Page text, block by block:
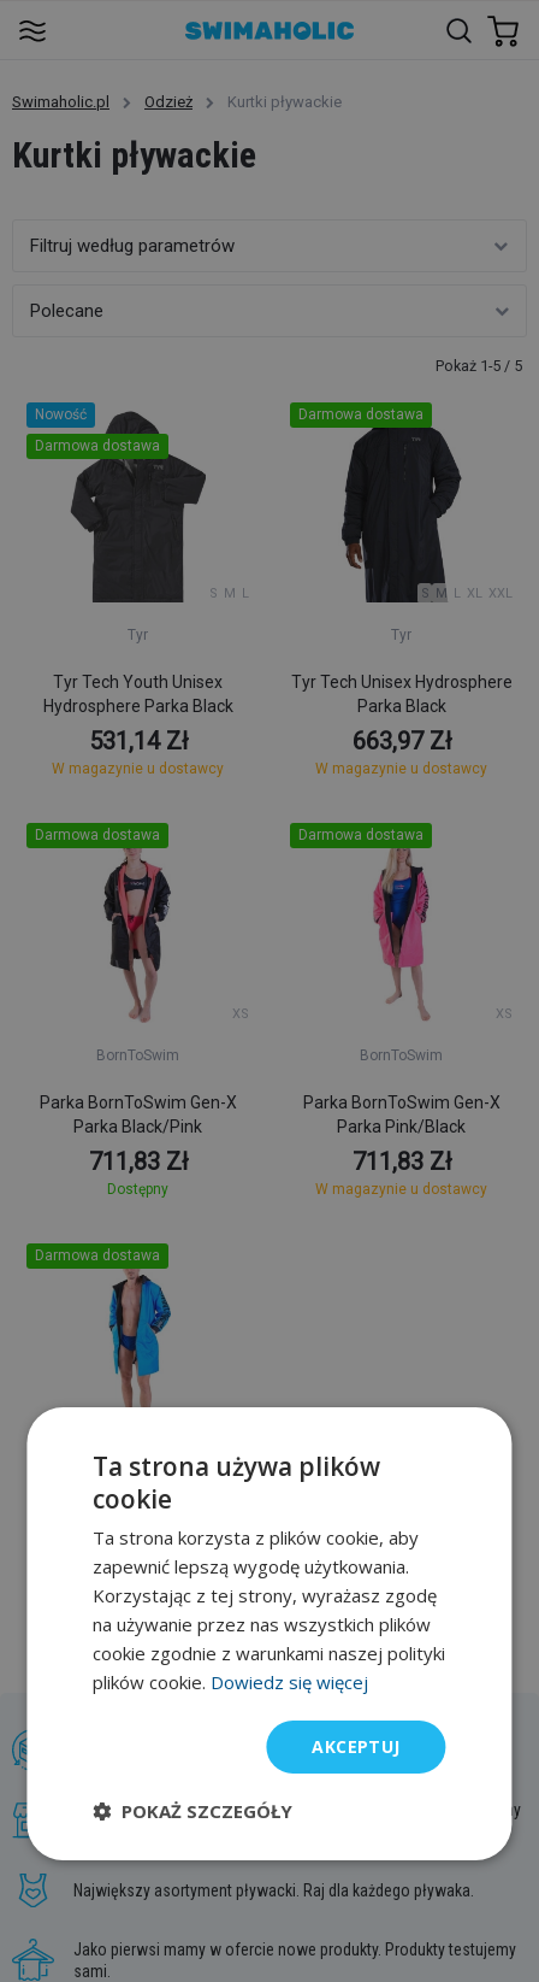
Swimaholic.pl Odzież Kurtki pływackie
Kurtki pływackie
Filtruj według parametrów
Pokaż 1-5 / 5
Polecane
Nowość
Darmowa dostawa
S M L
Tyr
Tyr Tech Youth Unisex
Hydrosphere Parka Black
531,14 Zł
W magazynie u dostawcy
Darmowa dostawa
S M L XL XXL
Tyr
Tyr Tech Unisex Hydrosphere
Parka Black
663,97 Zł
W magazynie u dostawcy
Darmowa dostawa
XS
BornToSwim
Parka BornToSwim Gen-X
Parka Black/Pink
711,83 Zł
Dostępny
Darmowa dostawa
XS
BornToSwim
Parka BornToSwim Gen-X
Parka Pink/Black
711,83 Zł
W magazynie u dostawcy
Darmowa dostawa
BornToSwim
Parka Blue/Black
711,83 Zł
W magazynie u dostawcy
Wymiana lub zwrot do 30 dni. Kupuj bez pośpiechu.
Najpopularniejszy sklep z artykułami pływackimi. Chętnie służymy
Największy asortyment pływacki. Raj dla każdego pływaka.
Jako pierwsi mamy w ofercie nowe produkty. Produkty testujemy
sami.
Ta strona używa plików
cookie
Ta strona korzysta z plików cookie, aby
zapewnić lepszą wygodę użytkowania.
Korzystając z tej strony, wyrażasz zgodę
na używanie przez nas wszystkich plików
cookie zgodnie z warunkami naszej polityki
plików cookie. Dowiedz się więcej
AKCEPTUJ
POKAŻ SZCZEGÓŁY